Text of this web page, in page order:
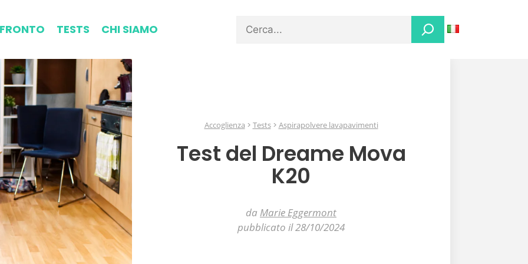
TESTS CHI SIAMO
Accoglienza Tests Aspirapolvere lavapavimenti
Test del Dreame Mova
K20
da Marie Eggermont
pubblicato il 28/10/2024